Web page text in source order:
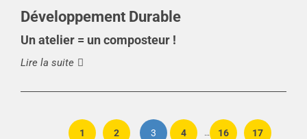
Développement Durable
Un atelier = un composteur !
Lire la suite
1 2 3 4 … 16 17